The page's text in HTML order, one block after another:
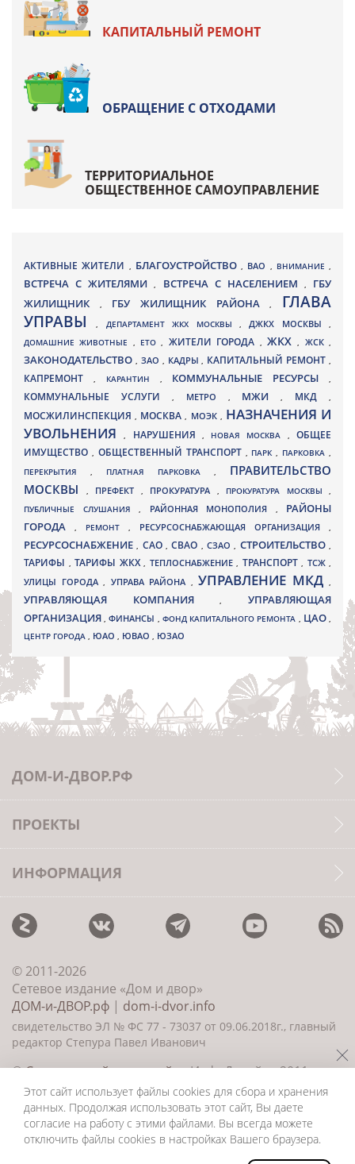
КАПИТАЛЬНЫЙ РЕМОНТ
ОБРАЩЕНИЕ С ОТХОДАМИ
ТЕРРИТОРИАЛЬНОЕ
ОБЩЕСТВЕННОЕ САМОУПРАВЛЕНИЕ
АКТИВНЫЕ ЖИТЕЛИ , БЛАГОУСТРОЙСТВО , ВАО , ВНИМАНИЕ ,
ВСТРЕЧА С ЖИТЕЛЯМИ, ВСТРЕЧА С НАСЕЛЕНИЕМ , ГБУ
ЖИЛИЩНИК
, ГБУ ЖИЛИЩНИК РАЙОНА, ГЛАВА
УПРАВЫ, ДЕПАРТАМЕНТ ЖКХ МОСКВЫ ,ДЖКХ МОСКВЫ ,
ДОМАШНИЕ ЖИВОТНЫЕ , ЕТО, ЖИТЕЛИ ГОРОДА , ЖКХ, ЖСК,
ЗАКОНОДАТЕЛЬСТВО , ЗАО , КАДРЫ, КАПИТАЛЬНЫЙ РЕМОНТ ,
КАПРЕМОНТ , КАРАНТИН , КОММУНАЛЬНЫЕ РЕСУРСЫ,
КОММУНАЛЬНЫЕ УСЛУГИ , МЕТРО , МЖИ, МКД ,
МОСЖИЛИНСПЕКЦИЯ, МОСКВА , МОЭК , НАЗНАЧЕНИЯ И
УВОЛЬНЕНИЯ, НАРУШЕНИЯ , НОВАЯ МОСКВА ,ОБЩЕЕ
ИМУЩЕСТВО , ОБЩЕСТВЕННЫЙ ТРАНСПОРТ , ПАРК, ПАРКОВКА ,
ПЕРЕКРЫТИЯ , ПЛАТНАЯ ПАРКОВКА , ПРАВИТЕЛЬСТВО
МОСКВЫ
, ПРЕФЕКТ , ПРОКУРАТУРА , ПРОКУРАТУРА МОСКВЫ ,
ПУБЛИЧНЫЕ СЛУШАНИЯ , РАЙОННАЯ МОНОПОЛИЯ , РАЙОНЫ
ГОРОДА
, РЕМОНТ , РЕСУРСОСНАБЖАЮЩАЯ ОРГАНИЗАЦИЯ ,
РЕСУРСОСНАБЖЕНИЕ, САО,СВАО ,СЗАО, СТРОИТЕЛЬСТВО,
ТАРИФЫ , ТАРИФЫ ЖКХ , ТЕПЛОСНАБЖЕНИЕ , ТРАНСПОРТ , ТСЖ ,
УЛИЦЫ ГОРОДА , УПРАВА РАЙОНА , УПРАВЛЕНИЕ МКД ,
УПРАВЛЯЮЩАЯ КОМПАНИЯ,УПРАВЛЯЮЩАЯ
ОРГАНИЗАЦИЯ,ФИНАНСЫ , ФОНД КАПИТАЛЬНОГО РЕМОНТА , ЦАО,
ЦЕНТР ГОРОДА , ЮАО , ЮВАО , ЮЗАО
ДОМ-И-ДВОР.РФ
ПРОЕКТЫ
ИНФОРМАЦИЯ
© 2011-2026
Сетевое издание «Дом и двор»
ДОМ-и-ДВОР.рф | dom-i-dvor.info
свидетельство ЭЛ № ФС 77 - 73037 от 09.06.2018г., главный
редактор Степура Павел Иванович
©Создание сайта и дизайн«ИнфоДизайн» 2011—
2026
Этот сайт использует файлы cookies для сбора и хранения
данных. Продолжая использовать этот сайт, Вы даете
согласие на работу с этими файлами. Вы всегда можете
отключить файлы cookies в настройках Вашего браузера.